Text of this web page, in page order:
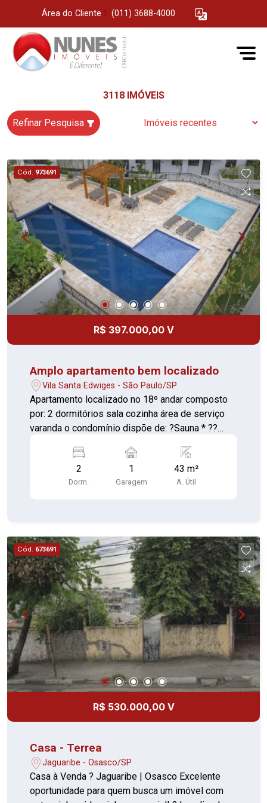
Área do Cliente (011) 3688-4000
3118 IMÓVEIS
Refinar Pesquisa
Cód. 973691
R$ 397.000,00 V
Amplo apartamento bem localizado
Vila Santa Edwiges - São Paulo/SP
Apartamento localizado no 18º andar composto
por: 2 dormitórios sala cozinha área de serviço
varanda o condomínio dispõe de: ?Sauna * ??
Salão de festa * ?Churrasqueira * ?Quadra de
supermercado extra * ?Em frente a academia
Gaviões ?Ao lado da caixa econômica e Itaú * ?8
Minutos do Ceagesp * ?A 70 metros do
supermercado extra * ?Em frente a academia
Gaviões Vale a pena conferir!!
2
Dorm.
1
Garagem
43 m²
A. Útil
Cód. 673691
R$ 530.000,00 V
Casa - Terrea
Jaguaribe - Osasco/SP
Casa à Venda ? Jaguaribe | Osasco Excelente
oportunidade para quem busca um imóvel com